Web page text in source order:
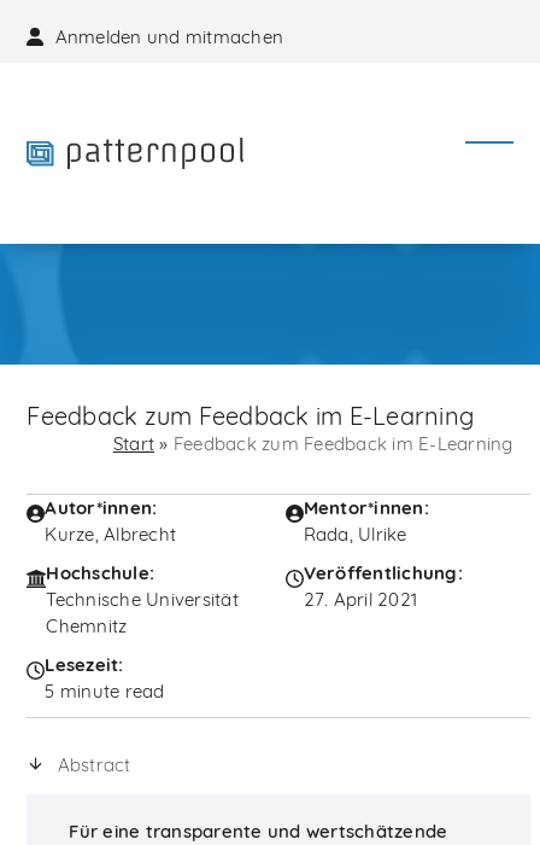
Anmelden und mitmachen
menu
menu
Feedback zum Feedback im E-Learning
Start » Feedback zum Feedback im E-Learning
Autor*innen:
Kurze, Albrecht
Mentor*innen:
Rada, Ulrike
Hochschule:
Technische Universität
Chemnitz
Veröffentlichung:
27. April 2021
Lesezeit:
5 minute read
Abstract
Für eine transparente und wertschätzende